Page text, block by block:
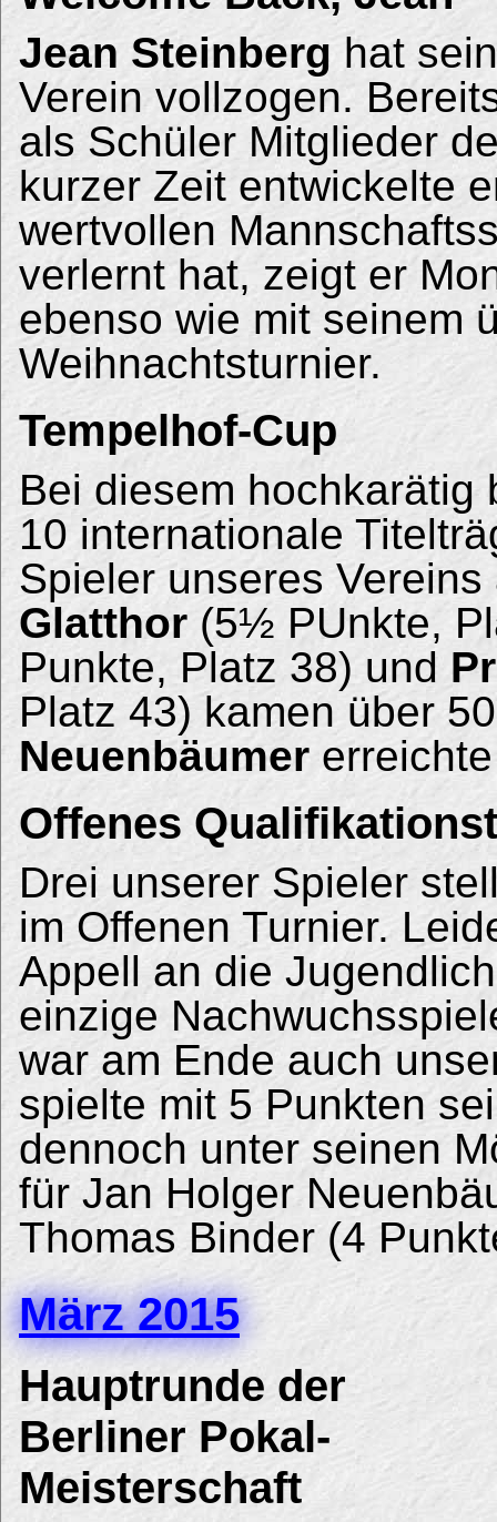
Jean Steinberg hat
Verein vollzogen.
als Schüler Mitglieder
kurzer Zeit entwickelte
wertvollen
verlernt hat, zeigt er
ebenso wie mit seinem
Weihnachtsturnier.
Tempelhof-Cup
Bei diesem hochkarätig
10 internationale
Spieler unseres
Glatthor (5½ PUnkte,
Punkte, Platz 38) und
Platz 43) kamen über
Neuenbäumer
Offenes
Drei unserer Spieler
im Offenen Turnier.
Appell an die
einzige
war am Ende auch
spielte mit 5 Punkten
dennoch unter seinen
für Jan Holger
Thomas Binder (4
März 2015
Hauptrunde der
Berliner Pokal-
Meisterschaft